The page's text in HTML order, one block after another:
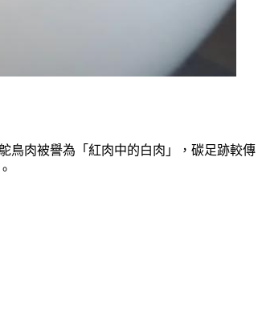
鳥肉被譽為「紅肉中的白肉」，碳足跡較傳